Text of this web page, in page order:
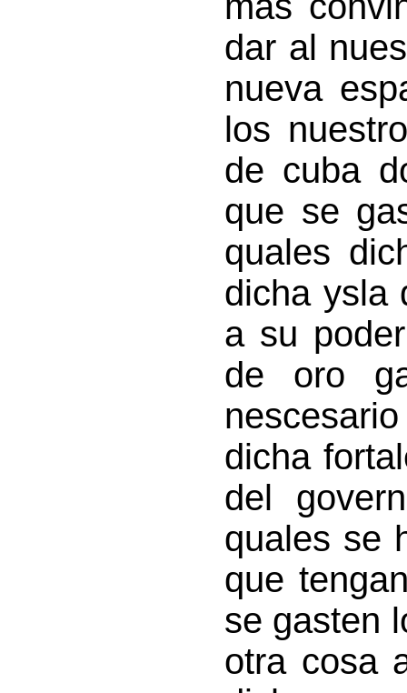
dar al
nueva
los
de cuba
que se
quales
dicha ysla
a su
de oro
dicha
del
quales se
que
se gasten
otra cosa